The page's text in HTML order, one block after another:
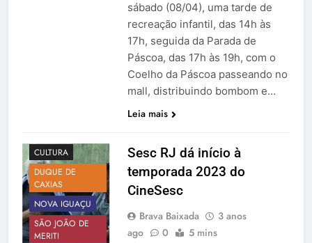
sábado (08/04), uma tarde de
recreação infantil, das 14h às
17h, seguida da Parada de
Páscoa, das 17h às 19h, com o
Coelho da Páscoa passeando no
mall, distribuindo bombom e…
Leia mais
CULTURA
DUQUE DE
CAXIAS
NOVA IGUAÇU
SÃO JOÃO DE
MERITI
Sesc RJ dá início à
temporada 2023 do
CineSesc
Brava Baixada
3 anos
ago
0 5 mins